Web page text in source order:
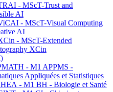
- MScT-Trust and
AI
- MScT-Visual Computing
AI
- MScT-Extended
XCin
- M1 APPMS -
Appliquées et Statistiques
- M1 BH - Biologie et Santé